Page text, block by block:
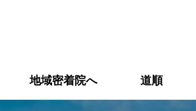
の美容鍼灸治療｜【高松市】ありす鍼灸整
地域密着院へ 道順